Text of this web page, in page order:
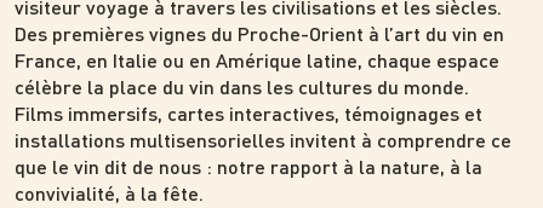
visiteur voyage à travers les civilisations et les siècles.
Des premières vignes du Proche-Orient à l’art du vin en
France, en Italie ou en Amérique latine, chaque espace
célèbre la place du vin dans les cultures du monde.
Films immersifs, cartes interactives, témoignages et
installations multisensorielles invitent à comprendre ce
que le vin dit de nous : notre rapport à la nature, à la
convivialité, à la fête.